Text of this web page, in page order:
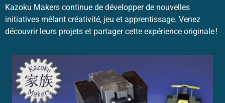
Kazoku Makers continue de développer de nouvelles
initiatives mêlant créativité, jeu et apprentissage. Venez
découvrir leurs projets et partager cette expérience originale !